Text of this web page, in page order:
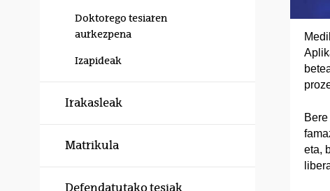
Doktorego tesiaren
aurkezpena
Izapideak
Irakasleak
Matrikula
Defendatutako tesiak
eta,